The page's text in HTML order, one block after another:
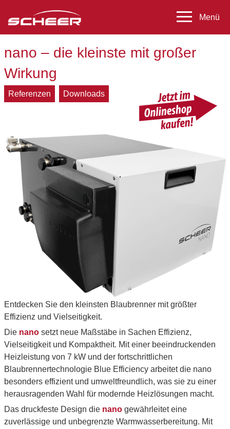
nano – die kleinste mit großer
Wirkung
Referenzen Downloads
Entdecken Sie den kleinsten Blaubrenner mit größter
Effizienz und Vielseitigkeit.
Die nano setzt neue Maßstäbe in Sachen Effizienz,
Vielseitigkeit und Kompaktheit. Mit einer beeindruckenden
Heizleistung von 7 kW und der fortschrittlichen
Blaubrennertechnologie Blue Efficiency arbeitet die nano
besonders effizient und umweltfreundlich, was sie zu einer
herausragenden Wahl für modernde Heizlösungen macht.
Das druckfeste Design die nano gewährleitet eine
zuverlässige und unbegrenzte Warmwasserbereitung. Mit